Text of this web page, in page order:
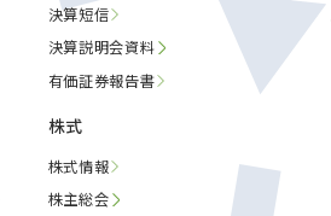
決算短信
決算説明会資料
有価証券報告書
株式
株式情報
株主総会